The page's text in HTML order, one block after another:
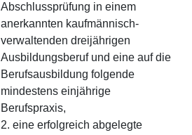
Abschlussprüfung in einem
anerkannten kaufmännisch-
verwaltenden dreijährigen
Ausbildungsberuf und eine auf die
Berufsausbildung folgende
mindestens einjährige
Berufspraxis,
2. eine erfolgreich abgelegte